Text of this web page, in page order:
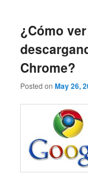
¿Cómo
Chrome?
Posted onMay 26,